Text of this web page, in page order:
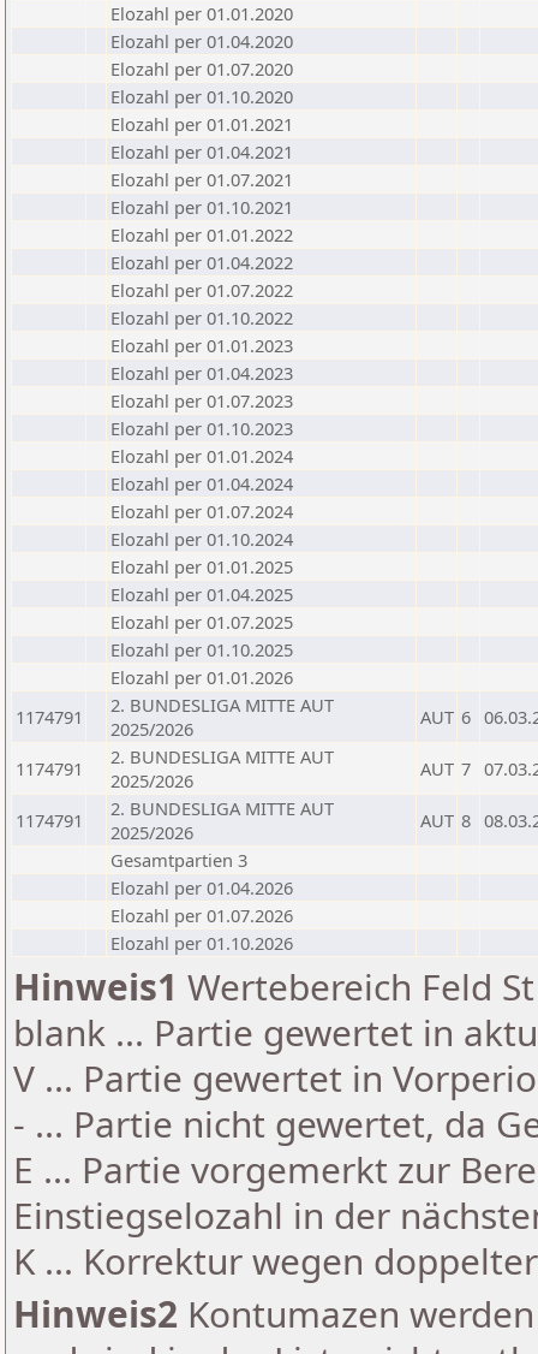
Elozahl per 01.01.2020
Elozahl per 01.04.2020
Elozahl per 01.07.2020
Elozahl per 01.10.2020
Elozahl per 01.01.2021
Elozahl per 01.04.2021
Elozahl per 01.07.2021
Elozahl per 01.10.2021
Elozahl per 01.01.2022
Elozahl per 01.04.2022
Elozahl per 01.07.2022
Elozahl per 01.10.2022
Elozahl per 01.01.2023
Elozahl per 01.04.2023
Elozahl per 01.07.2023
Elozahl per 01.10.2023
Elozahl per 01.01.2024
Elozahl per 01.04.2024
Elozahl per 01.07.2024
Elozahl per 01.10.2024
Elozahl per 01.01.2025
Elozahl per 01.04.2025
Elozahl per 01.07.2025
Elozahl per 01.10.2025
Elozahl per 01.01.2026
1174791
2. BUNDESLIGA MITTE AUT
2025/2026
AUT 6
1174791
2. BUNDESLIGA MITTE AUT
2025/2026
AUT 7
1174791
2. BUNDESLIGA MITTE AUT
2025/2026
AUT 8
Gesamtpartien 3
Elozahl per 01.04.2026
Elozahl per 01.07.2026
Elozahl per 01.10.2026
Hinweis1 Wertebereich Feld
blank ... Partie gewertet in
V ... Partie gewertet in
- ... Partie nicht gewertet, da
E ... Partie vorgemerkt zur
Einstiegselozahl in der
K ... Korrektur wegen
Hinweis2 Kontumazen